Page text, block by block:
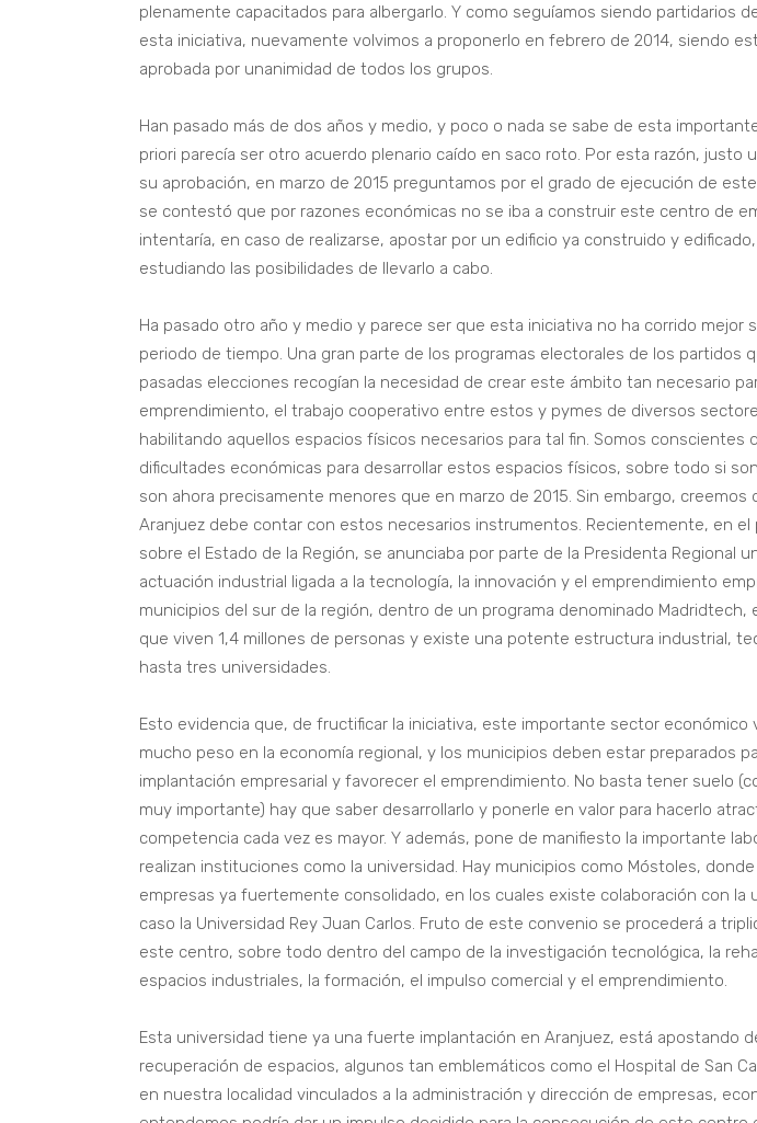
plenamente capacitados para albergarlo. Y como seguíamos siendo partidarios
esta iniciativa, nuevamente volvimos a proponerlo en febrero de 2014, siendo
aprobada por unanimidad de todos los grupos.
Han pasado más de dos años y medio, y poco o nada se sabe de esta
priori parecía ser otro acuerdo plenario caído en saco roto. Por esta razón, justo
su aprobación, en marzo de 2015 preguntamos por el grado de ejecución de
se contestó que por razones económicas no se iba a construir este centro de
intentaría, en caso de realizarse, apostar por un edificio ya construido y
estudiando las posibilidades de llevarlo a cabo.
Ha pasado otro año y medio y parece ser que esta iniciativa no ha corrido mejor
periodo de tiempo. Una gran parte de los programas electorales de los partidos
pasadas elecciones recogían la necesidad de crear este ámbito tan necesario
emprendimiento, el trabajo cooperativo entre estos y pymes de diversos
habilitando aquellos espacios físicos necesarios para tal fin. Somos conscientes
dificultades económicas para desarrollar estos espacios físicos, sobre todo si
son ahora precisamente menores que en marzo de 2015. Sin embargo, creemos
Aranjuez debe contar con estos necesarios instrumentos. Recientemente, en el
sobre el Estado de la Región, se anunciaba por parte de la Presidenta Regional
actuación industrial ligada a la tecnología, la innovación y el emprendimiento
municipios del sur de la región, dentro de un programa denominado Madridtech,
que viven 1,4 millones de personas y existe una potente estructura industrial,
hasta tres universidades.
Esto evidencia que, de fructificar la iniciativa, este importante sector económico
mucho peso en la economía regional, y los municipios deben estar preparados
implantación empresarial y favorecer el emprendimiento. No basta tener suelo
muy importante) hay que saber desarrollarlo y ponerle en valor para hacerlo
competencia cada vez es mayor. Y además, pone de manifiesto la importante
realizan instituciones como la universidad. Hay municipios como Móstoles,
empresas ya fuertemente consolidado, en los cuales existe colaboración con la
caso la Universidad Rey Juan Carlos. Fruto de este convenio se procederá a
este centro, sobre todo dentro del campo de la investigación tecnológica, la
espacios industriales, la formación, el impulso comercial y el emprendimiento.
Esta universidad tiene ya una fuerte implantación en Aranjuez, está apostando
recuperación de espacios, algunos tan emblemáticos como el Hospital de San
en nuestra localidad vinculados a la administración y dirección de empresas,